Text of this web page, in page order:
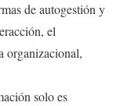
de autogestión y
el
organizacional,
solo es